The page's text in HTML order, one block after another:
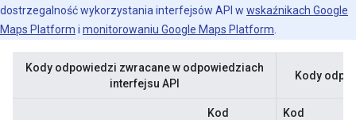
dostrzegalność wykorzystania interfejsów API w wskaźnikach Google
Maps Platform i monitorowaniu Google Maps Platform
Kody odpowiedzi zwracane w odpowiedziach
interfejsu API
Kody
Kod
Kod